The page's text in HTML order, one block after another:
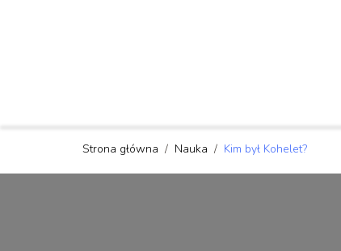
Strona główna / Nauka / Kim był Kohelet?